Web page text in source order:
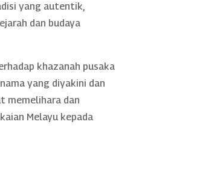
yang autentik,
dan budaya
khazanah pusaka
yang diyakini dan
memelihara dan
Melayu kepada